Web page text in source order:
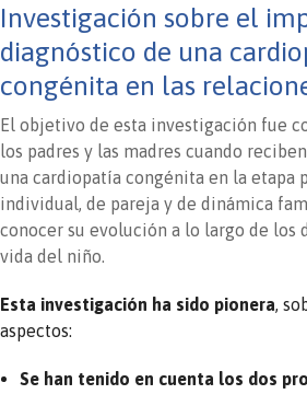
Investigación sobre el
diagnóstico de una
congénita en las
El objetivo de esta investigación fue
los padres y las madres cuando
una cardiopatía congénita en la etapa
individual, de pareja y de dinámica
conocer su evolución a lo largo de los
vida del niño.
Esta investigación ha sido pionera ,
aspectos:
Se han tenido en cuenta los dos